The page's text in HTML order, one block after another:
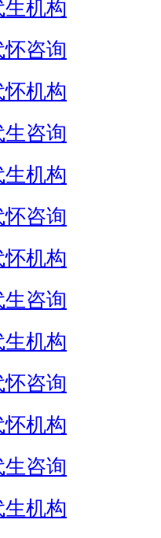
生机构
怀咨询
怀机构
生咨询
生机构
怀咨询
怀机构
咨询
机构
咨询
机构
咨询
机构